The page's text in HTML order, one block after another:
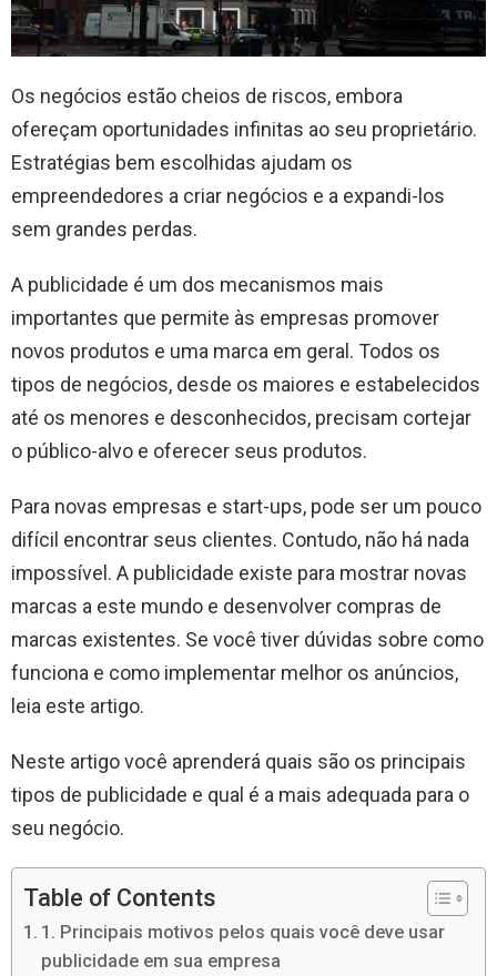
Os negócios estão cheios de riscos, embora
ofereçam oportunidades infinitas ao seu proprietário.
Estratégias bem escolhidas ajudam os
empreendedores a criar negócios e a expandi-los
sem grandes perdas.
A publicidade é um dos mecanismos mais
importantes que permite às empresas promover
novos produtos e uma marca em geral. Todos os
tipos de negócios, desde os maiores e estabelecidos
até os menores e desconhecidos, precisam cortejar
o público-alvo e oferecer seus produtos.
Para novas empresas e start-ups, pode ser um pouco
difícil encontrar seus clientes. Contudo, não há nada
impossível. A publicidade existe para mostrar novas
marcas a este mundo e desenvolver compras de
marcas existentes. Se você tiver dúvidas sobre como
funciona e como implementar melhor os anúncios,
leia este artigo.
Neste artigo você aprenderá quais são os principais
tipos de publicidade e qual é a mais adequada para o
seu negócio.
Table of Contents
1. Principais motivos pelos quais você deve usar
publicidade em sua empresa